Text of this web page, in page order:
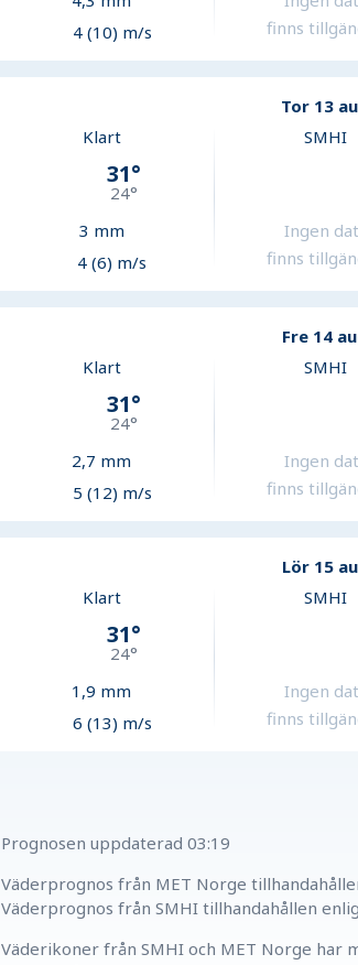
4 (10) m/s
finns
Tor 13
Klart
31°
24°
3 mm
4 (6) m/s
SMHI
Ingen
finns
Fre 14
Klart
31°
24°
2,7 mm
5 (12) m/s
SMHI
Ingen
finns
Lör 15
Klart
31°
24°
1,9 mm
6 (13) m/s
SMHI
Ingen
finns
Prognosen uppdaterad 03:19
Väderprognos från MET Norge
Väderprognos från SMHI tillhandahållen
Väderikoner från SMHI och MET Norge har